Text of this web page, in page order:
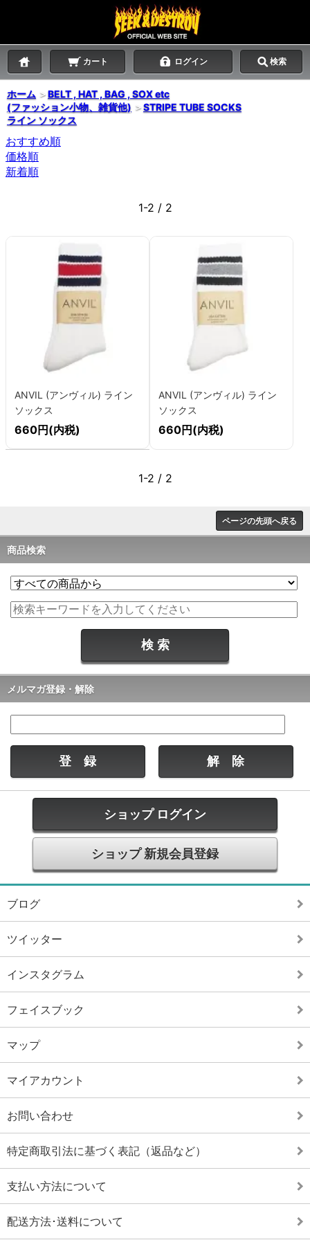
カート ログイン 検索
ホーム ＞BELT , HAT , BAG , SOX etc
(ファッション小物、雑貨他) ＞STRIPE TUBE SOCKS
ライン ソックス
おすすめ順
価格順
新着順
1-2 / 2
ANVIL (アンヴィル) ライン
ソックス
660円(内税)
ANVIL (アンヴィル) ライン
ソックス
660円(内税)
1-2 / 2
ページの先頭へ戻る
商品検索
メルマガ登録・解除
ショップ ログイン
ショップ 新規会員登録
ブログ
ツイッター
インスタグラム
フェイスブック
マップ
マイアカウント
お問い合わせ
特定商取引法に基づく表記（返品など）
支払い方法について
配送方法･送料について